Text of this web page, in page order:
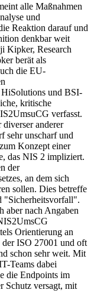
alle Maßnahmen
und
Reaktion darauf und
denkbar weit
Kipker, Research
berät als
die EU-
und BSI-
kritische
verfasst.
anderer
sehr unscharf und
Konzept einer
das NIS 2 impliziert.
der
an dem sich
sollen. Dies betreffe
"Sicherheitsvorfall".
aber nach Angaben
Orientierung an
der ISO 27001 und oft
schon sehr weit. Mit
Teams dabei
die Endpoints im
Schutz versagt, mit